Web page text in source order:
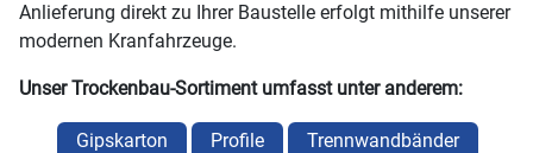
Anlieferung direkt zu Ihrer Baustelle erfolgt mithilfe unserer
modernen Kranfahrzeuge.
Unser Trockenbau-Sortiment umfasst unter anderem:
Gipskarton Profile Trennwandbänder